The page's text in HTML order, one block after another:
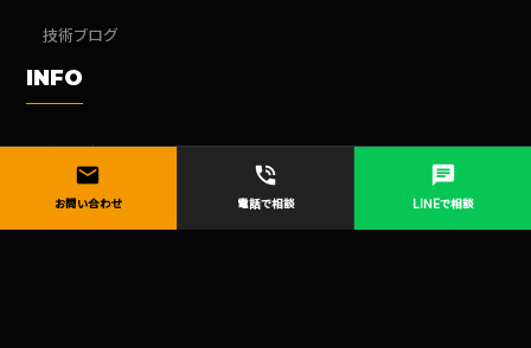
技術ブログ
INFO
求人情報
サイトマップ
mail
お問い合わせ
phone_in_talk
電話で相談
chat
LINEで相談